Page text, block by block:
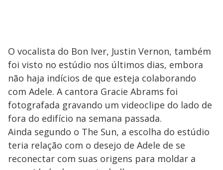
O vocalista do Bon Iver, Justin Vernon, também
foi visto no estúdio nos últimos dias, embora
não haja indícios de que esteja colaborando
com Adele. A cantora Gracie Abrams foi
fotografada gravando um videoclipe do lado de
fora do edifício na semana passada.
Ainda segundo o The Sun, a escolha do estúdio
teria relação com o desejo de Adele de se
reconectar com suas origens para moldar a